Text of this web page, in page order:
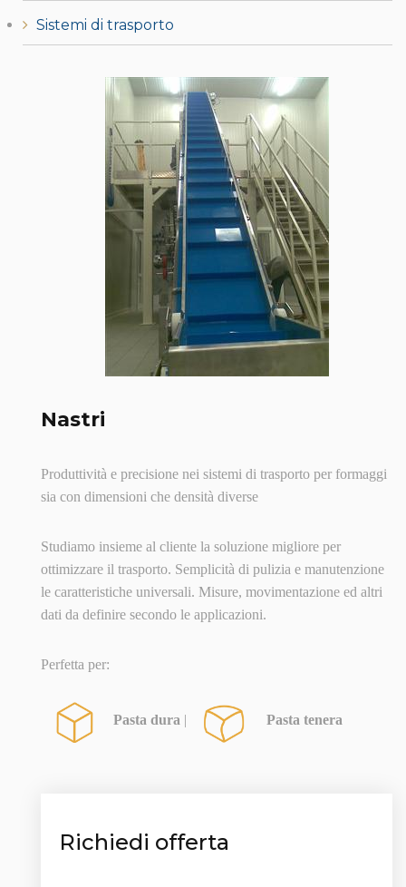
Sistemi di trasporto
Nastri
Produttività e precisione nei sistemi di trasporto per formaggi
sia con dimensioni che densità diverse
Studiamo insieme al cliente la soluzione migliore per
ottimizzare il trasporto. Semplicità di pulizia e manutenzione
le caratteristiche universali. Misure, movimentazione ed altri
dati da definire secondo le applicazioni.
Perfetta per:
Pasta dura | Pasta tenera
Richiedi offerta